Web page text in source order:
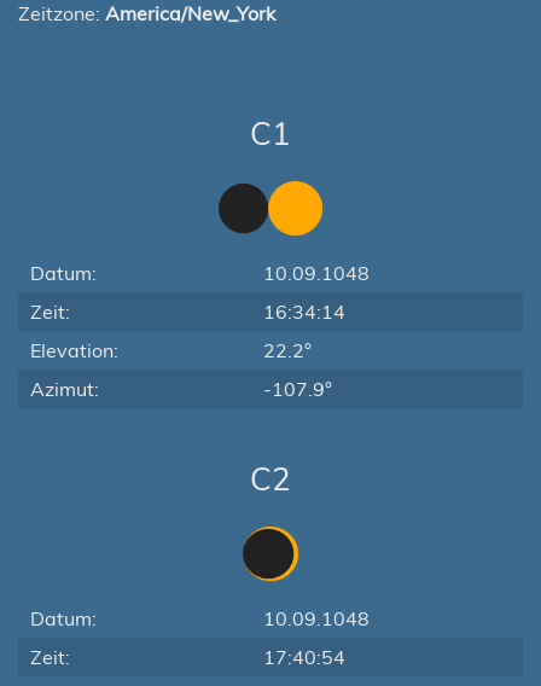
Zeitzone: America/New_York
C1
Datum:
10.09.1048
Zeit:
16:34:14
Elevation:
22.2°
Azimut:
-107.9°
C2
Datum:
10.09.1048
Zeit:
17:40:54